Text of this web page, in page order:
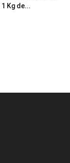
Kg de...